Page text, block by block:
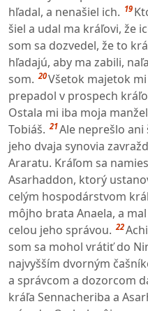
hľadal, a nenašiel ich. 19
šiel a udal ma kráľovi, že
som sa dozvedel, že to
hľadajú, aby ma zabili,
som. 20Všetok majetok
prepadol v prospech
Ostala mi iba moja
Tobiáš. 21Ale neprešlo
jeho dvaja synovia
Araratu. Kráľom sa
Asarhaddon, ktorý
celým hospodárstvom
môjho brata Anaela, a
celou jeho správou. 22
som sa mohol vrátiť do
najvyšším dvorným
a správcom a dozorcom
kráľa Sennacheriba a